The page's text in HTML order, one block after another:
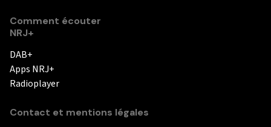
Comment écouter
NRJ+
DAB+
Apps NRJ+
Radioplayer
Contact et mentions légales